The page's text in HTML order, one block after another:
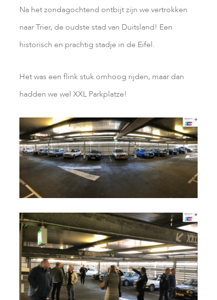
Na het zondagochtend ontbijt zijn we vertrokken
naar Trier, de oudste stad van Duitsland! Een
historisch en prachtig stadje in de Eifel.
Het was een flink stuk omhoog rijden, maar dan
hadden we wel XXL Parkplatze!